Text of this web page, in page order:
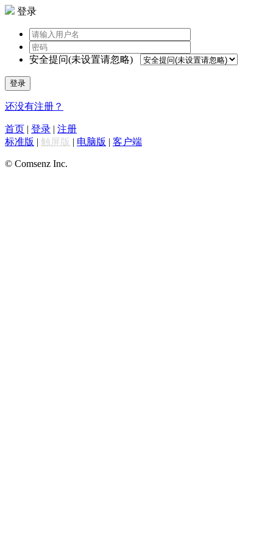
登录
安全提问(未设置请忽略)
登录
还没有注册？
首页 | 登录 | 注册
标准版 | 触屏版 | 电脑版 | 客户端
© Comsenz Inc.